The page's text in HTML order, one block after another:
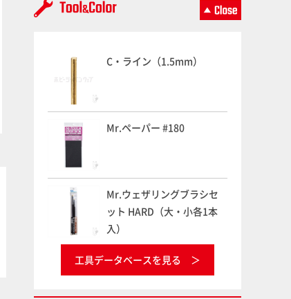
2,530円(税込)
C・ライン（1.5mm）
Mr.ペーパー #180
Mr.ウェザリングブラシセ
ット HARD（大・小各1本
入）
工具データベースを見る